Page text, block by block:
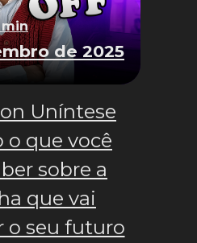
min
de 2025
Uníntese
o que você
sobre a
que vai
o seu futuro